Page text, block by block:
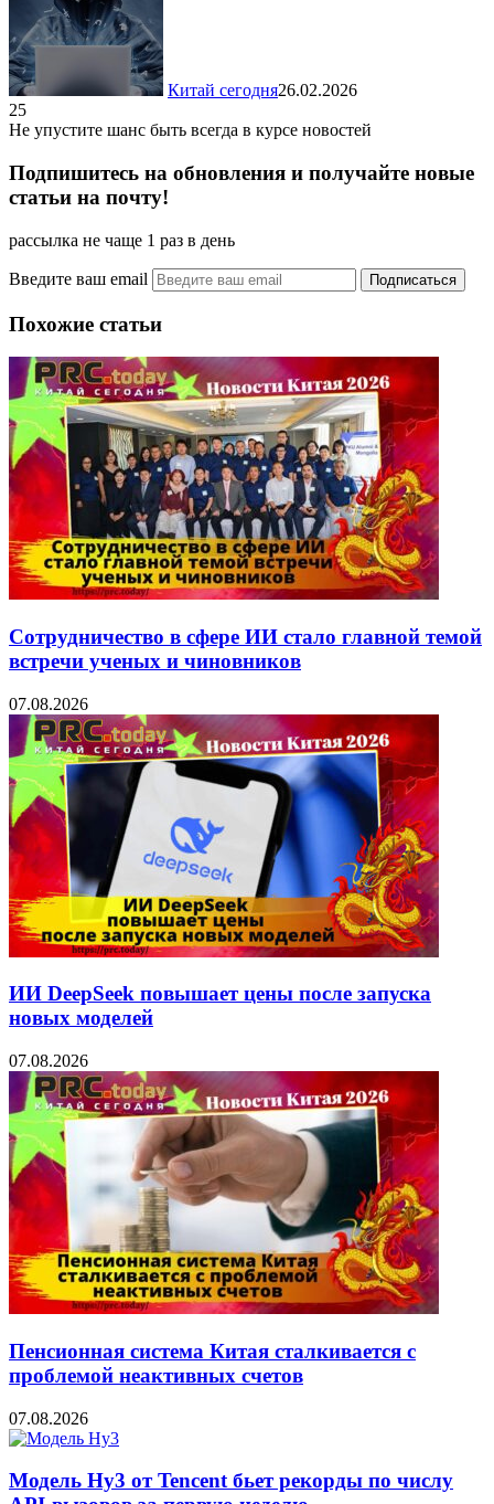
Китай сегодня26.02.2026
25
Не упустите шанс быть всегда в курсе новостей
Подпишитесь на обновления и получайте новые
статьи на почту!
рассылка не чаще 1 раз в день
Введите ваш email
Похожие статьи
Сотрудничество в сфере ИИ стало главной темой
встречи ученых и чиновников
07.08.2026
ИИ DeepSeek повышает цены после запуска
новых моделей
07.08.2026
Пенсионная система Китая сталкивается с
проблемой неактивных счетов
07.08.2026
Модель Hy3 от Tencent бьет рекорды по числу